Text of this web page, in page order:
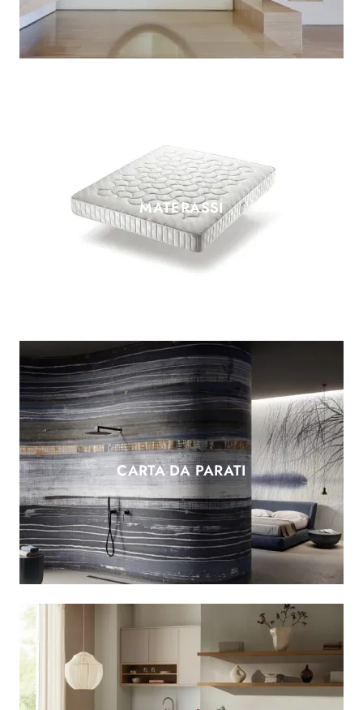
MATERASSI
CARTA DA PARATI